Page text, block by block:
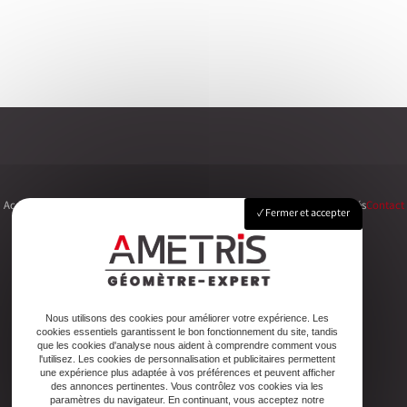
Accueil TopographieAutres activitésContact
2ter Cour Xavier Moreau, 33720 Podensac
Téléphone
05 56 27 26 08
Fermer et accepter
Nous utilisons des cookies pour améliorer votre expérience. Les
cookies essentiels garantissent le bon fonctionnement du site, tandis
que les cookies d'analyse nous aident à comprendre comment vous
l'utilisez. Les cookies de personnalisation et publicitaires permettent
une expérience plus adaptée à vos préférences et peuvent afficher
des annonces pertinentes. Vous contrôlez vos cookies via les
paramètres du navigateur. En continuant, vous acceptez notre